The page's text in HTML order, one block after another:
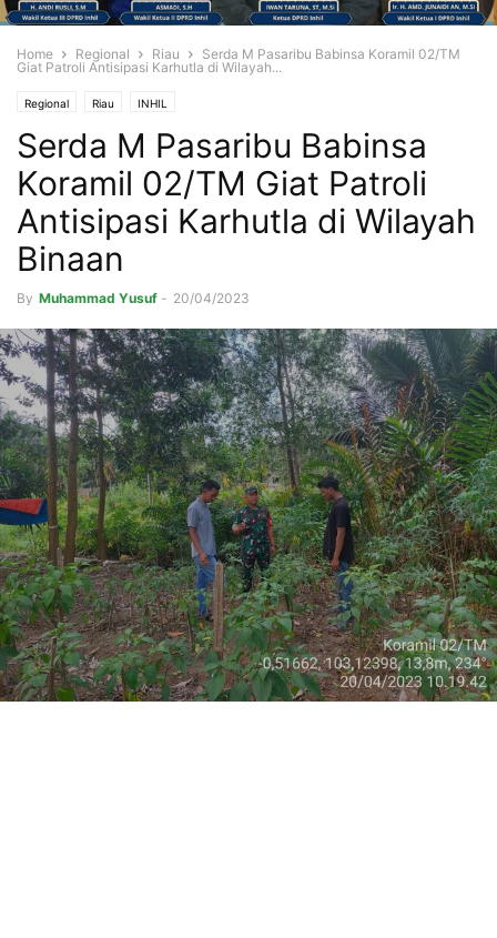
Home Regional Riau
Serda M Pasaribu Babinsa Koramil 02/TM
Giat Patroli Antisipasi Karhutla di Wilayah...
Regional Riau INHIL
Serda M Pasaribu Babinsa
Koramil 02/TM Giat Patroli
Antisipasi Karhutla di Wilayah
Binaan
By Muhammad Yusuf - 20/04/2023